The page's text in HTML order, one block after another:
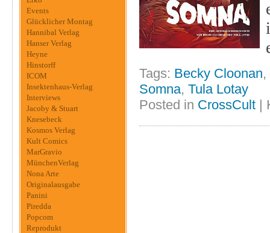
Events
Glücklicher Montag
Hannibal Verlag
Hanser Verlag
Heyne
Hinstorff
ICOM
Insektenhaus-Verlag
Interviews
Jacoby & Stuart
Knesebeck
Kosmos Verlag
Kult Comics
MarGravio
MünchenVerlag
Nona Arte
Originalausgabe
Panini
Piredda
Popcom
Reprodukt
Tags: Becky Cloonan,
Somna, Tula Lotay
Posted in CrossCult |